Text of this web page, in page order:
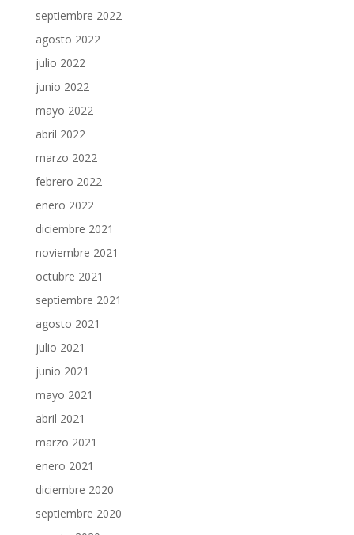
septiembre 2022
agosto 2022
julio 2022
junio 2022
mayo 2022
abril 2022
marzo 2022
febrero 2022
enero 2022
diciembre 2021
noviembre 2021
octubre 2021
septiembre 2021
agosto 2021
julio 2021
junio 2021
mayo 2021
abril 2021
marzo 2021
enero 2021
diciembre 2020
septiembre 2020